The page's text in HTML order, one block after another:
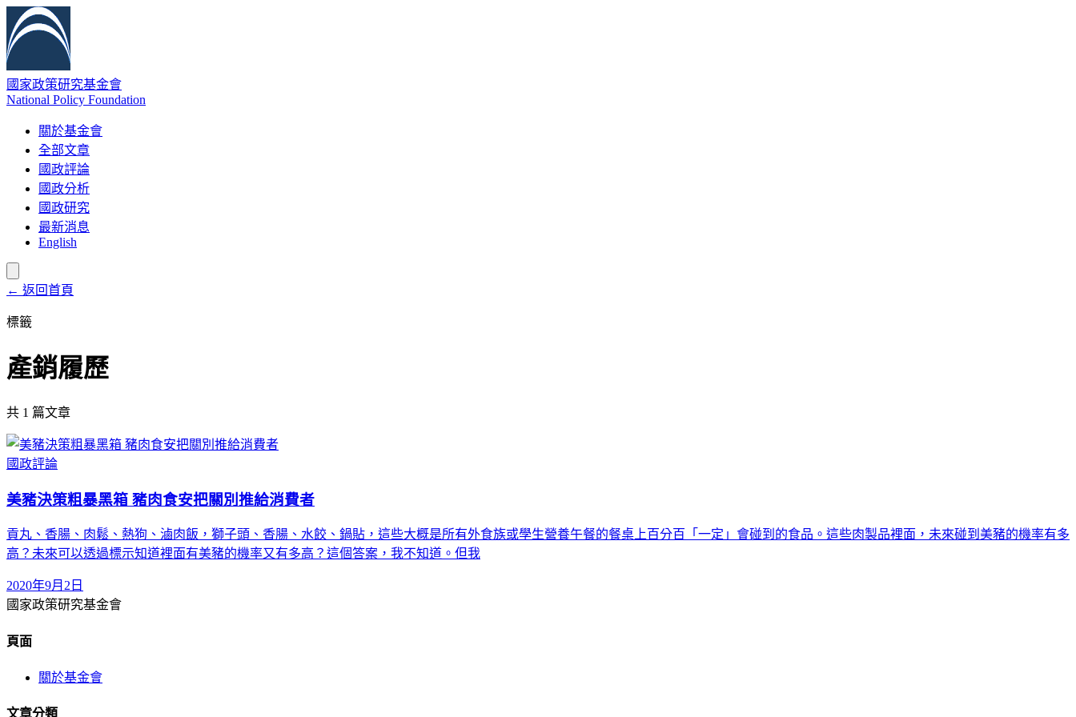
國家政策研究基金會
National Policy Foundation
關於基金會
全部文章
國政評論
國政分析
國政研究
最新消息
English
← 返回首頁
標籤
產銷履歷
共 1 篇文章
國政評論
美豬決策粗暴黑箱 豬肉食安把關別推給消費者
貢丸、香腸、肉鬆、熱狗、滷肉飯，獅子頭、香腸、水餃、鍋貼，這些大概是所有外食族或學生營養午餐的餐桌上百分百「一定」會碰到的食品。這些肉製品裡面，未來碰到美豬的機率有多
高？未來可以透過標示知道裡面有美豬的機率又有多高？這個答案，我不知道。但我
2020年9月2日
國家政策研究基金會
頁面
關於基金會
文章分類